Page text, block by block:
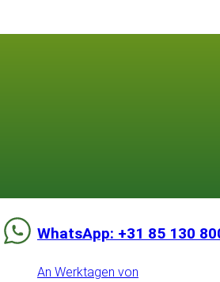
WhatsApp: +31 85 130
An Werktagen von